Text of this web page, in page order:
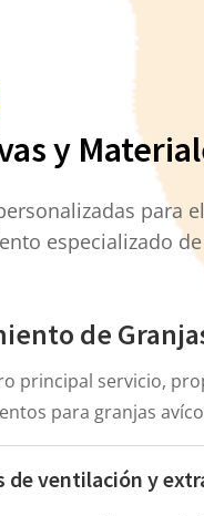
y
para
especializado
de
principal servicio,
para granjas
de ventilación y